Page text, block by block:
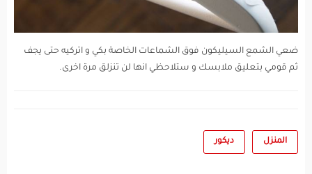
ضعي الشمع السيليكون فوق الشماعات الخاصة بكي و اتركيه حتى يجف
ثم قومي بتعليق ملابسك و ستلاحظي انها لن تنزلق مرة اخرى.
المنزل ديكور